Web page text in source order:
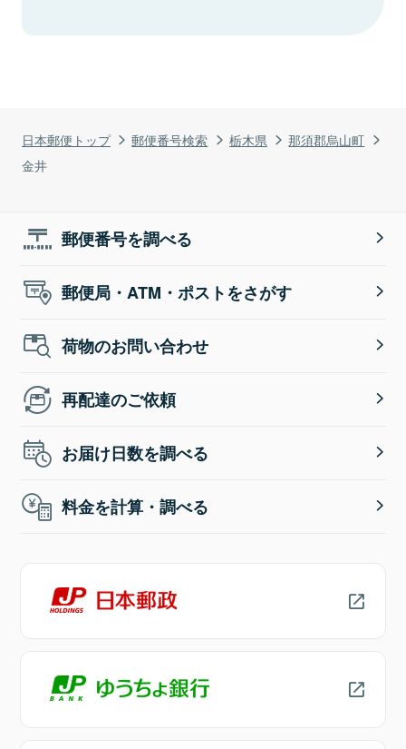
日本郵便トップ 郵便番号検索 栃木県
那須郡烏山町
金井
郵便番号を調べる
郵便局・ATM・ポストをさがす
荷物のお問い合わせ
再配達のご依頼
お届け日数を調べる
料金を計算・調べる